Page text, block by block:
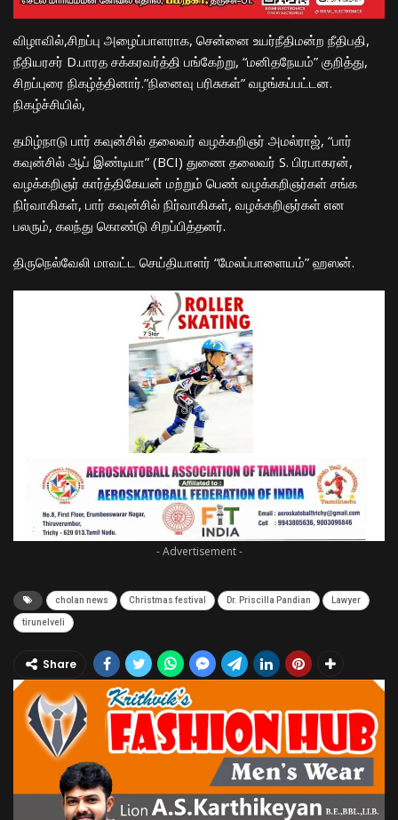
விழாவில்,சிறப்பு அழைப்பாளராக, சென்னை உயர்நீதிமன்ற நீதிபதி,
நீதியரசர் D.பாரத சக்கரவர்த்தி பங்கேற்று, “மனிதநேயம்” குறித்து,
சிறப்புரை நிகழ்த்தினார்.”நினைவு பரிசுகள்” வழங்கப்பட்டன.
நிகழ்ச்சியில்,
தமிழ்நாடு பார் கவுன்சில் தலைவர் வழக்கறிஞர் அமல்ராஜ், “பார்
கவுன்சில் ஆப் இண்டியா” (BCI) துணை தலைவர் S. பிரபாகரன்,
வழக்கறிஞர் கார்த்திகேயன் மற்றும் பெண் வழக்கறிஞர்கள் சங்க
நிர்வாகிகள், பார் கவுன்சில் நிர்வாகிகள், வழக்கறிஞர்கள் என
பலரும், கலந்து கொண்டு சிறப்பித்தனர்.
திருநெல்வேலி மாவட்ட செய்தியாளர் “மேலப்பாளையம்” ஹஸன்.
- Advertisement -
cholan news Christmas festival Dr. Priscilla Pandian Lawyer
tirunelveli
Share